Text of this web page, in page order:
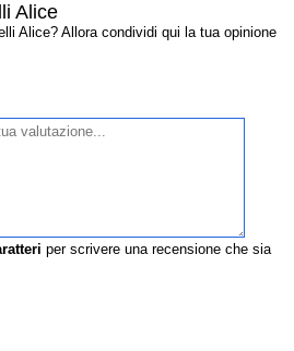
Alice
Alice? Allora condividi qui la tua opinione
per scrivere una recensione che sia